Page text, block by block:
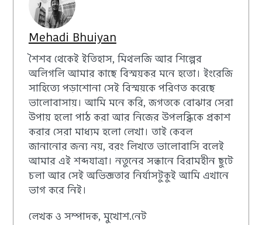
Mehadi Bhuiyan
শৈশব থেকেই ইতিহাস, মিথলজি আর শিল্পের
অলিগলি আমার কাছে বিস্ময়কর মনে হতো। ইংরেজি
সাহিত্যে পড়াশোনা সেই বিস্ময়কে পরিণত করেছে
ভালোবাসায়। আমি মনে করি, জগতকে বোঝার সেরা
উপায় হলো পাঠ করা আর নিজের উপলব্ধিকে প্রকাশ
করার সেরা মাধ্যম হলো লেখা। তাই কেবল
জানানোর জন্য নয়, বরং লিখতে ভালোবাসি বলেই
আমার এই শব্দযাত্রা। নতুনের সন্ধানে বিরামহীন ছুটে
চলা আর সেই অভিজ্ঞতার নির্যাসটুকুই আমি এখানে
ভাগ করে নিই।
লেখক ও সম্পাদক, মুখোশ.নেট